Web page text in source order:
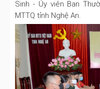
Sinh - Ủy viên Ban
MTTQ tỉnh Nghệ An.